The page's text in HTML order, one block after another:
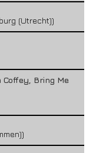
(Utrecht))
Bring Me